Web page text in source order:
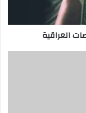
العراقية